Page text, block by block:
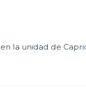
la unidad de